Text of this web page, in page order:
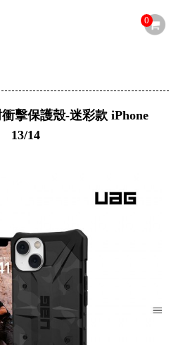
0
擊保護殼-迷彩款 iPhone
13/14